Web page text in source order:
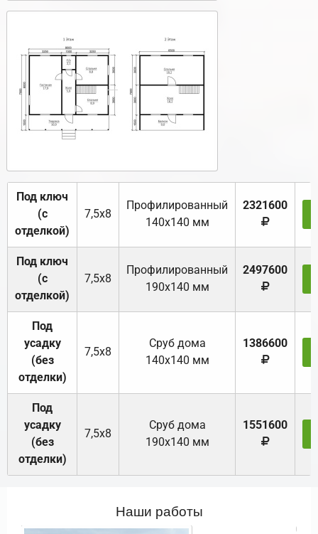
Под ключ
(с
отделкой)
7,5х8
Профилированный
140х140 мм
2321600
Под ключ
(с
отделкой)
7,5х8
Профилированный
190х140 мм
2497600
Под
усадку
(без
отделки)
7,5х8
Cруб дома
140х140 мм
1386600
Под
усадку
(без
отделки)
7,5х8
Cруб дома
190х140 мм
1551600
Наши работы